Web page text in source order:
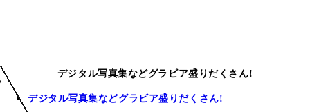
デジタル写真集などグラビア盛りだくさん!
デジタル写真集などグラビア盛りだくさん!